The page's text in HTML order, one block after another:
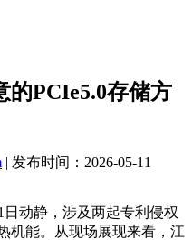
的PCIe5.0存储方
| 发布时间：2026-05-11
动静，涉及两起专利侵权
机能。从现场展现来看，江